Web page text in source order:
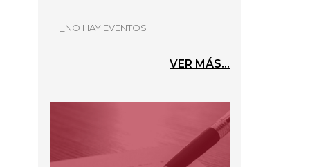
_NO HAY EVENTOS
VER MÁS...